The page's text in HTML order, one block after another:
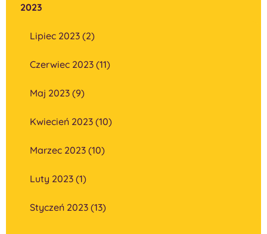
2023
Lipiec 2023 (2)
Czerwiec 2023 (11)
Maj 2023 (9)
Kwiecień 2023 (10)
Marzec 2023 (10)
Luty 2023 (1)
Styczeń 2023 (13)